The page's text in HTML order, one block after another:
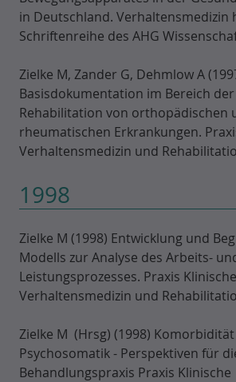
in Deutschland. Verhaltensmedizin
Schriftenreihe des AHG
Zielke M, Zander G, Dehmlow A
Basisdokumentation im Bereich
Rehabilitation von orthopädischen
rheumatischen Erkrankungen.
Verhaltensmedizin und
1998
Zielke M (1998) Entwicklung und
Modells zur Analyse des Arbeits-
Leistungsprozesses. Praxis Klinische
Verhaltensmedizin und
Zielke M (Hrsg) (1998)
Psychosomatik - Perspektiven für
Behandlungspraxis Praxis Klinische